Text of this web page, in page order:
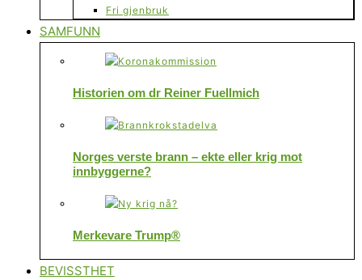
Fri gjenbruk
SAMFUNN
Historien om dr Reiner Fuellmich
Norges verste brann – ekte eller krig mot
innbyggerne?
Merkevare Trump®
BEVISSTHET